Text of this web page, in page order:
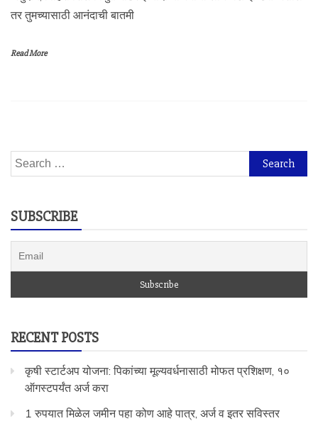
तर तुमच्यासाठी आनंदाची बातमी
Read More
Search
for:
SUBSCRIBE
RECENT POSTS
कृषी स्टार्टअप योजना: पिकांच्या मूल्यवर्धनासाठी मोफत प्रशिक्षण, १०
ऑगस्टपर्यंत अर्ज करा
1 रुपयात मिळेल जमीन पहा कोण आहे पात्र, अर्ज व इतर सविस्तर